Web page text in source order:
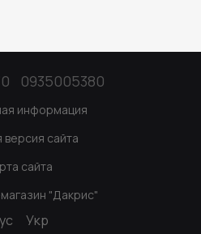
0935005380
информация
версия сайта
сайта
"Дакрис"
Укр